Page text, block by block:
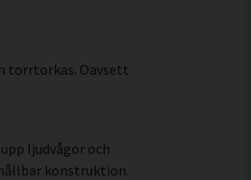
torrtorkas. Oavsett
ljudvågor och
konstruktion.